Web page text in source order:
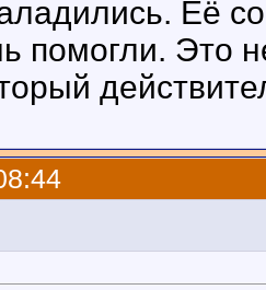
Её
помогли. Это